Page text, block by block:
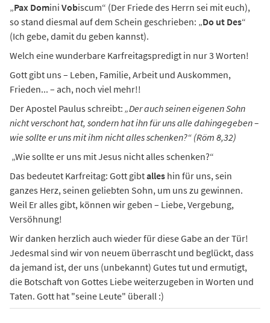
„Pax Domini Vobiscum“ (Der Friede des Herrn sei mit euch),
so stand diesmal auf dem Schein geschrieben: „Do ut Des“
(Ich gebe, damit du geben kannst).
Welch eine wunderbare Karfreitagspredigt in nur 3 Worten!
Gott gibt uns – Leben, Familie, Arbeit und Auskommen,
Frieden... – ach, noch viel mehr!!
Der Apostel Paulus schreibt: „Der auch seinen eigenen Sohn
nicht verschont hat, sondern hat ihn für uns alle dahingegeben –
wie sollte er uns mit ihm nicht alles schenken?“ (Röm 8,32)
„Wie sollte er uns mit Jesus nicht alles schenken?“
Das bedeutet Karfreitag: Gott gibtalles hin für uns, sein
ganzes Herz, seinen geliebten Sohn, um uns zu gewinnen.
Weil Er alles gibt, können wir geben – Liebe, Vergebung,
Versöhnung!
Wir danken herzlich auch wieder für diese Gabe an der Tür!
Jedesmal sind wir von neuem überrascht und beglückt, dass
da jemand ist, der uns (unbekannt) Gutes tut und ermutigt,
die Botschaft von Gottes Liebe weiterzugeben in Worten und
Taten. Gott hat "seine Leute" überall :)